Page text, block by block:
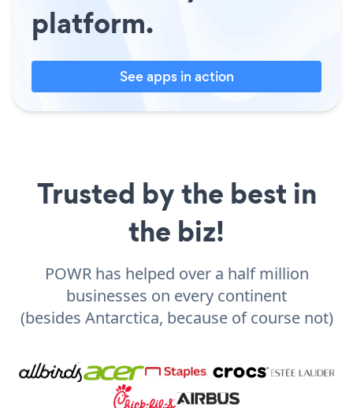
platform.
See apps in action
Trusted by the best in
the biz!
POWR has helped over a half million
businesses on every continent
(besides Antarctica, because of course not)